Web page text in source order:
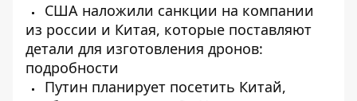
США наложили санкции на компании
из россии и Китая, которые поставляют
детали для изготовления дронов:
подробности
Путин планирует посетить Китай,